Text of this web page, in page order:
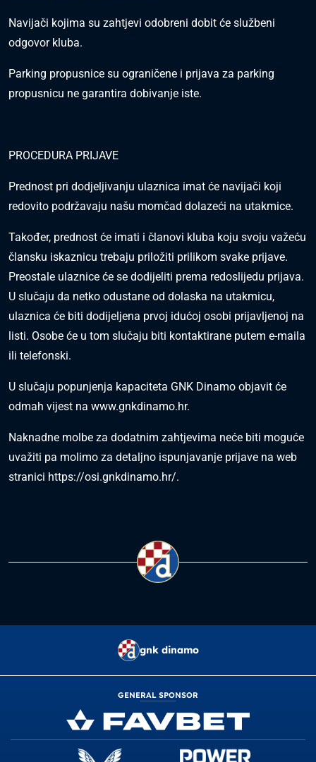
Navijači kojima su zahtjevi odobreni dobit će službeni
odgovor kluba.
Parking propusnice su ograničene i prijava za parking
propusnicu ne garantira dobivanje iste.
PROCEDURA PRIJAVE
Prednost pri dodjeljivanju ulaznica imat će navijači koji
redovito podržavaju našu momčad dolazeći na utakmice.
Također, prednost će imati i članovi kluba koju svoju važeću
člansku iskaznicu trebaju priložiti prilikom svake prijave.
Preostale ulaznice će se dodijeliti prema redoslijedu prijava.
U slučaju da netko odustane od dolaska na utakmicu,
ulaznica će biti dodijeljena prvoj idućoj osobi prijavljenoj na
listi. Osobe će u tom slučaju biti kontaktirane putem e-maila
ili telefonski.
U slučaju popunjenja kapaciteta GNK Dinamo objavit će
odmah vijest na www.gnkdinamo.hr.
Naknadne molbe za dodatnim zahtjevima neće biti moguće
uvažiti pa molimo za detaljno ispunjavanje prijave na web
stranici https://osi.gnkdinamo.hr/.
gnk dinamo
GENERAL SPONSOR